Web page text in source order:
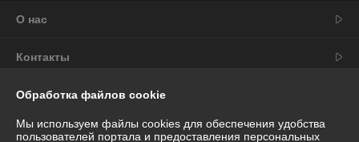
О нас
Контакты
Доставка и оплата
График работы
Обработка файлов cookie
Мы используем файлы cookies для обеспечения удобства
пользователей портала и предоставления персональных